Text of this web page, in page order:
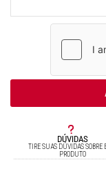
DÚVIDAS
TIRE SUAS DÚVIDAS SOBRE
PRODUTO